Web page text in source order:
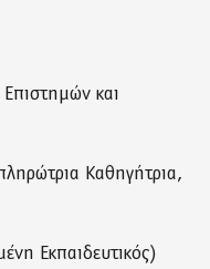
και
Καθηγήτρια,
Εκπαιδευτικός)